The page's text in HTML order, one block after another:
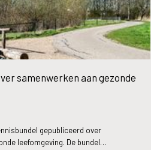
samenwerken aan gezonde
gepubliceerd over
leefomgeving. De bundel…